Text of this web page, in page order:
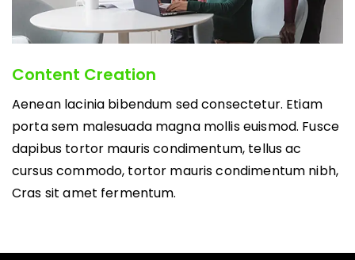
Content Creation
Aenean lacinia bibendum sed consectetur. Etiam
porta sem malesuada magna mollis euismod. Fusce
dapibus tortor mauris condimentum, tellus ac
cursus commodo, tortor mauris condimentum nibh,
Cras sit amet fermentum.